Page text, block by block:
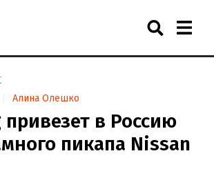
Алина Олешко
в Россию
пикапа Nissan